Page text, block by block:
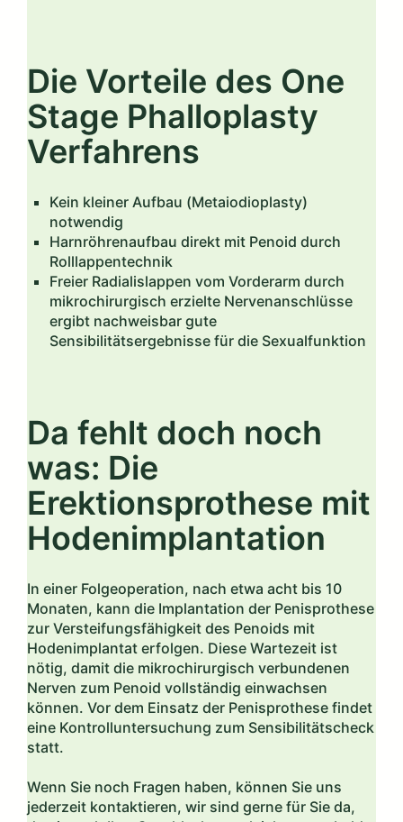
Die Vorteile des One
Stage Phalloplasty
Verfahrens
Kein kleiner Aufbau (Metaiodioplasty)
notwendig
Harnröhrenaufbau direkt mit Penoid durch
Rolllappentechnik
Freier Radialislappen vom Vorderarm durch
mikrochirurgisch erzielte Nervenanschlüsse
ergibt nachweisbar gute
Sensibilitätsergebnisse für die Sexualfunktion
Da fehlt doch noch
was: Die
Erektionsprothese mit
Hodenimplantation
In einer Folgeoperation, nach etwa acht bis 10
Monaten, kann die Implantation der Penisprothese
zur Versteifungsfähigkeit des Penoids mit
Hodenimplantat erfolgen. Diese Wartezeit ist
nötig, damit die mikrochirurgisch verbundenen
Nerven zum Penoid vollständig einwachsen
können. Vor dem Einsatz der Penisprothese findet
eine Kontrolluntersuchung zum Sensibilitätscheck
statt.
Wenn Sie noch Fragen haben, können Sie uns
jederzeit kontaktieren, wir sind gerne für Sie da,